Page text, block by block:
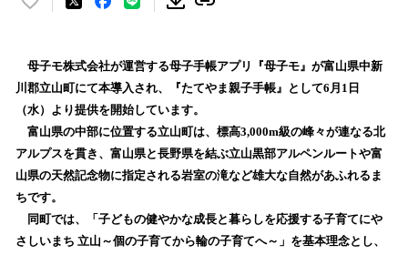
い
！
数
を
読
込
み
中
で
す
母子モ株式会社が運営する母子手帳アプリ『母子モ』が富山県中新
川郡立山町にて本導入され、『たてやま親子手帳』として6月1日
（水）より提供を開始しています。
富山県の中部に位置する立山町は、標高3,000m級の峰々が連なる北
アルプスを貫き、富山県と長野県を結ぶ立山黒部アルペンルートや富
山県の天然記念物に指定される岩室の滝など雄大な自然があふれるま
ちです。
同町では、「子どもの健やかな成長と暮らしを応援する子育てにや
さしいまち 立山～個の子育てから輪の子育てへ～」を基本理念とし、